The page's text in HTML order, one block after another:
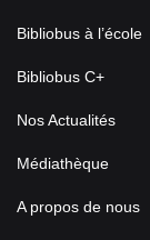
Bibliobus à l’école
Bibliobus C+
Nos Actualités
Médiathèque
A propos de nous